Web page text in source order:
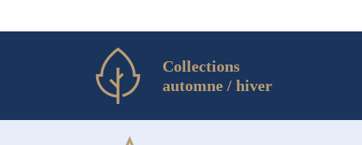
Collections
automne / hiver